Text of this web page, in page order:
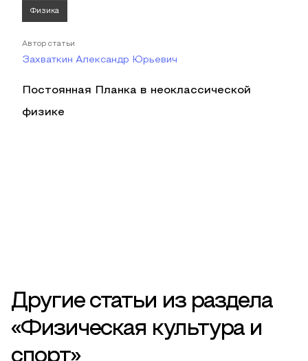
Физика
Автор статьи
Захваткин Александр Юрьевич
Постоянная Планка в неоклассической
физике
Другие статьи из раздела
«Физическая культура и
спорт»